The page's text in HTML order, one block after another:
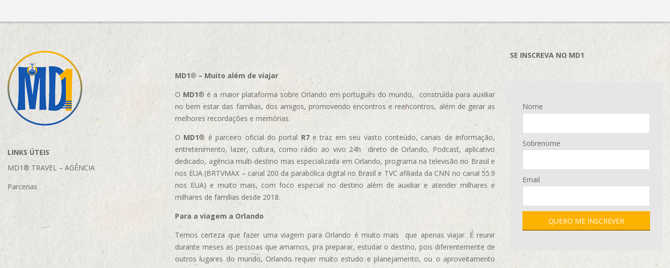
LINKS ÚTEIS
MD1® TRAVEL – AGÊNCIA
Parcerias
MD1® – Muito além de viajar
O MD1® é a maior plataforma sobre Orlando em português do mundo, construída para auxiliar
no bem estar das famílias, dos amigos, promovendo encontros e reencontros, além de gerar as
melhores recordações e memórias.
O MD1® é parceiro oficial do portal R7e traz em seu vasto conteúdo, canais de informação,
entretenimento, lazer, cultura, como rádio ao vivo 24h direto de Orlando, Podcast, aplicativo
dedicado, agência multi-destino mas especializada em Orlando, programa na televisão no Brasil e
nos EUA (BRTVMAX – canal 200 da parabólica digital no Brasil e TVC afiliada da CNN no canal 55.9
nos EUA) e muito mais, com foco especial no destino além de auxiliar e atender milhares e
milhares de famílias desde 2018.
Para a viagem a Orlando
Temos certeza que fazer uma viagem para Orlando é muito mais que apenas viajar. É reunir
durante meses as pessoas que amamos, pra preparar, estudar o destino, pois diferentemente de
outros lugares do mundo, Orlando requer muito estudo e planejamento, ou o aproveitamento
SE INSCREVA NO MD1
Nome
Sobrenome
Email